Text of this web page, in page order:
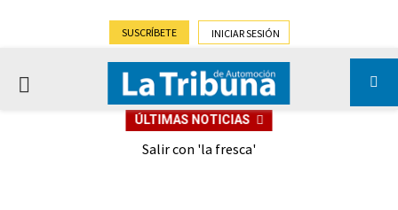
SUSCRÍBETE INICIAR SESIÓN
PRIMARY
ÚLTIMAS NOTICIAS
Salir con 'la fresca'